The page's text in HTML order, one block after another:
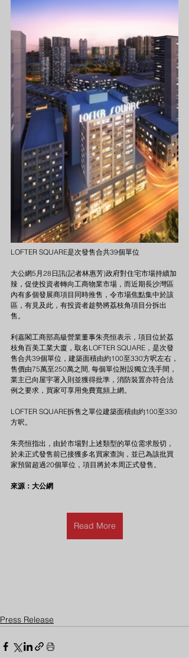
LOFTER SQUARE是次發售合共39個單位
大公網5月28日訊(記者林惠芳)政府對住宅市場持續加
辣，促使投資者轉向工商物業市場，而近期長沙灣區
內有多個發展商項目同時推售，令市場焦點集中於該
區，有見及此，有投資者趁勢將荔枝角項目分拆出
售。
利嘉閣工商部高級營業董事朱亮恒表示，項目位於荔
枝角百美工業大廈，取名LOFTER SQUARE，是次發
售合共39個單位，建築面積由約100至330方呎左右，
售價由75萬至250萬之間, 每個單位附設獨立洗手間，
業主已向屋宇署入則並獲得批準，消防裝置亦符合法
例之要求，買家可享用免費寬頻上網。
LOFTER SQUARE拆售之單位建築面積由約100至330
方呎。
朱亮恒指出，由於市場對上述類型的單位需求殷切，
於未正式發售前已接獲多名買家查詢，並已為該批買
家預留超過20個單位，項目將於本周正式發售。
來源：大公網
Read More
Press Release